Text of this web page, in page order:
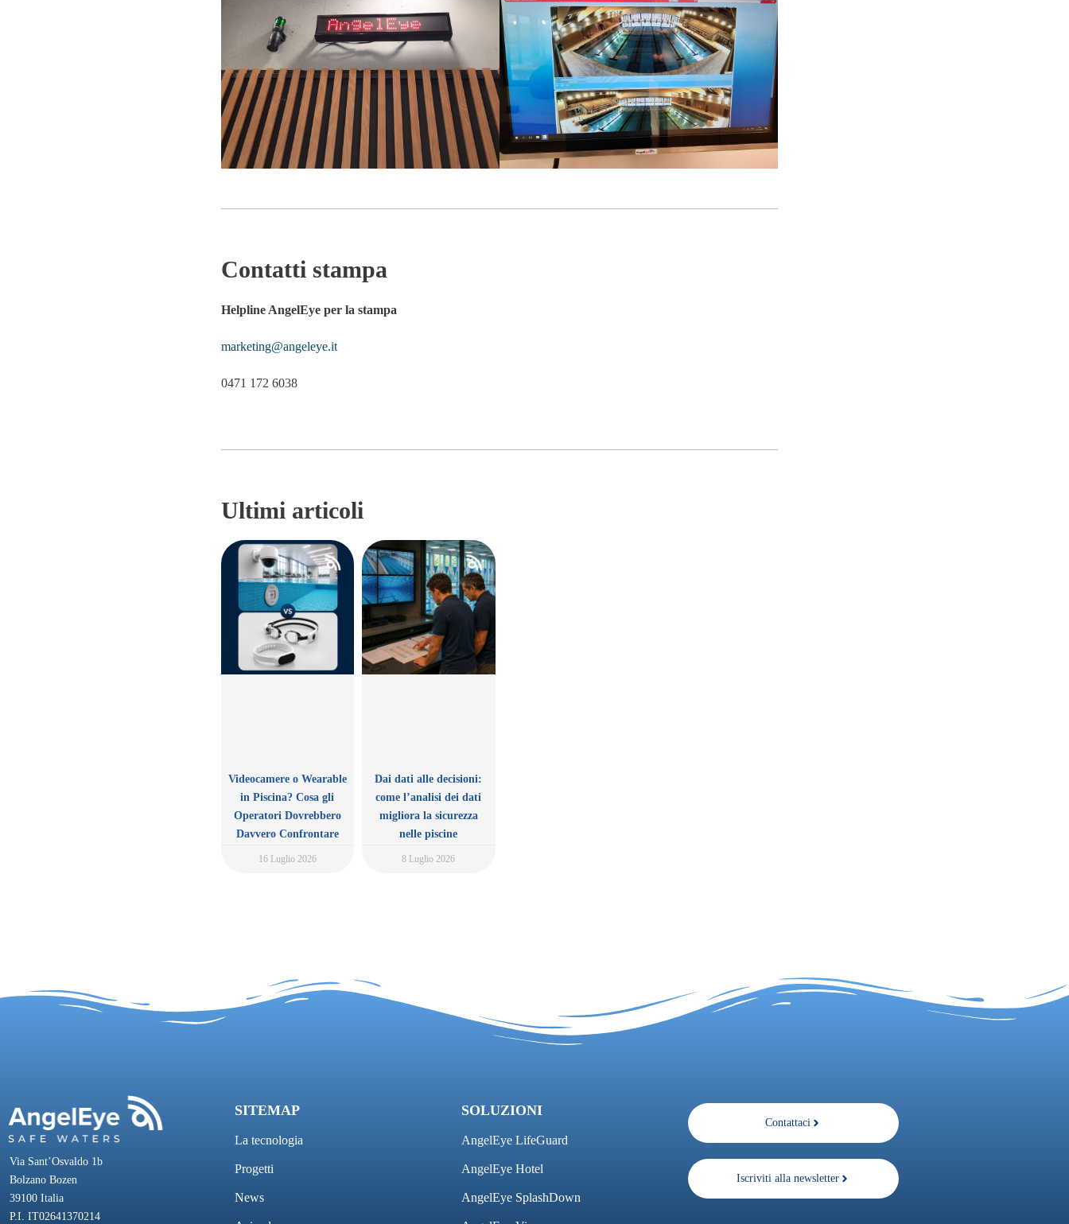
Contatti stampa
Helpline AngelEye per la stampa
marketing@angeleye.it
0471 172 6038
Ultimi articoli
Videocamere o Wearable
in Piscina? Cosa gli
Operatori Dovrebbero
Davvero Confrontare
16 Luglio 2026
Dai dati alle decisioni:
come l’analisi dei dati
migliora la sicurezza
nelle piscine
8 Luglio 2026
Via Sant’Osvaldo 1b
Bolzano Bozen
39100 Italia
P.I. IT02641370214
SITEMAP
La tecnologia
Progetti
News
SOLUZIONI
AngelEye LifeGuard
AngelEye Hotel
AngelEye SplashDown
Contattaci
Iscriviti alla newsletter